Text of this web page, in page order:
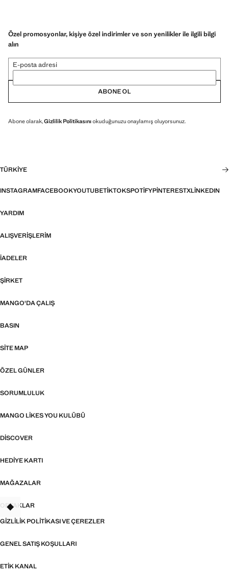
Özel promosyonlar, kişiye özel indirimler ve son yenilikler ile ilgili bilgi
alın
E-posta adresi
ABONE OL
Abone olarak,Gizlilik Politikasını okuduğunuzu onaylamış oluyorsunuz.
TÜRKIYE
INSTAGRAMFACEBOOKYOUTUBETIKTOKSPOTIFYPINTERESTXLINKEDIN
YARDIM
ALIŞVERIŞLERIM
İADELER
ŞIRKET
MANGO'DA ÇALIŞ
BASIN
SITE MAP
ÖZEL GÜNLER
SORUMLULUK
MANGO LIKES YOU KULÜBÜ
DISCOVER
HEDIYE KARTI
MAĞAZALAR
ORTAKLAR
GIZLILIK POLITIKASI VE ÇEREZLER
GENEL SATIŞ KOŞULLARI
ETIK KANAL